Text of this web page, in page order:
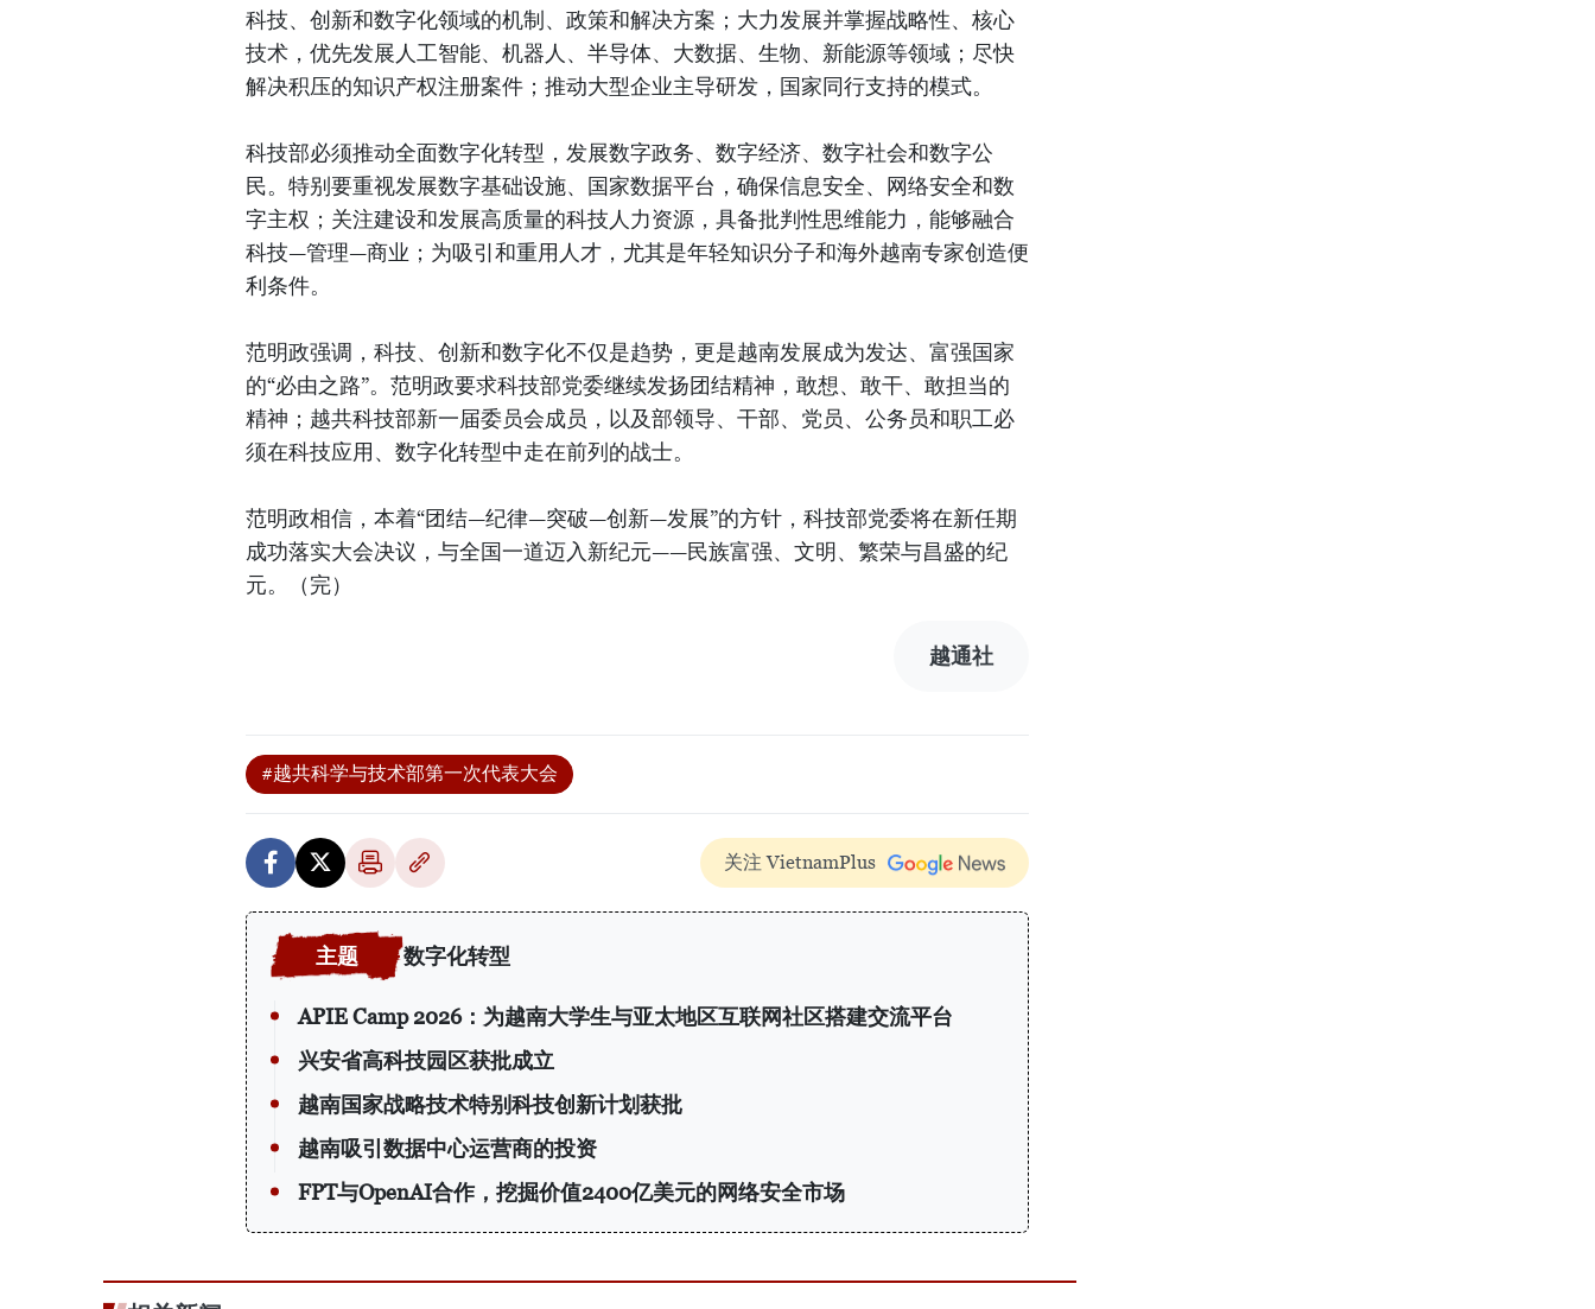
科技、创新和数字化领域的机制、政策和解决方案；大力发展并掌握战略性、核心
技术，优先发展人工智能、机器人、半导体、大数据、生物、新能源等领域；尽快
解决积压的知识产权注册案件；推动大型企业主导研发，国家同行支持的模式。
科技部必须推动全面数字化转型，发展数字政务、数字经济、数字社会和数字公
民。特别要重视发展数字基础设施、国家数据平台，确保信息安全、网络安全和数
字主权；关注建设和发展高质量的科技人力资源，具备批判性思维能力，能够融合
科技—管理—商业；为吸引和重用人才，尤其是年轻知识分子和海外越南专家创造便
利条件。
范明政强调，科技、创新和数字化不仅是趋势，更是越南发展成为发达、富强国家
的“必由之路”。范明政要求科技部党委继续发扬团结精神，敢想、敢干、敢担当的
精神；越共科技部新一届委员会成员，以及部领导、干部、党员、公务员和职工必
须在科技应用、数字化转型中走在前列的战士。
范明政相信，本着“团结—纪律—突破—创新—发展”的方针，科技部党委将在新任期
成功落实大会决议，与全国一道迈入新纪元——民族富强、文明、繁荣与昌盛的纪
元。（完）
越通社
#越共科学与技术部第一次代表大会
关注 VietnamPlus
数字化转型
APIE Camp 2026：为越南大学生与亚太地区互联网社区搭建交流平台
兴安省高科技园区获批成立
越南国家战略技术特别科技创新计划获批
越南吸引数据中心运营商的投资
FPT与OpenAI合作，挖掘价值2400亿美元的网络安全市场